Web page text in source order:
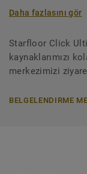
Daha fazlasını gör
Starfloor Click
kaynaklarımızı
merkezimizi
BELGELENDIRME